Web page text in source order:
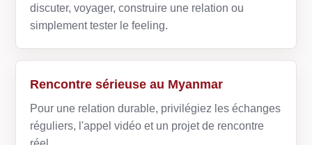
discuter, voyager, construire une relation ou
simplement tester le feeling.
Rencontre sérieuse au Myanmar
Pour une relation durable, privilégiez les échanges
réguliers, l'appel vidéo et un projet de rencontre